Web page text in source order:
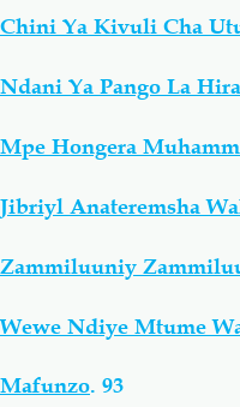
Chini Ya Kivuli Cha
Ndani Ya Pango La
Mpe Hongera
Jibriyl Anateremsha
Zammiluuniy
Wewe Ndiye Mtume
Mafunzo. 93